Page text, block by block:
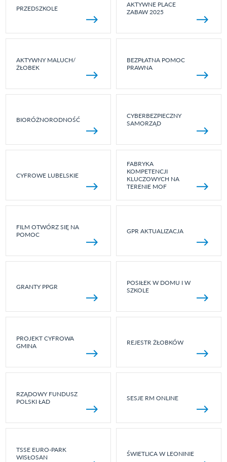
PRZEDSZKOLE
AKTYWNE PLACE
ZABAW 2025
AKTYWNY MALUCH/
ŻŁOBEK
BEZPŁATNA POMOC
PRAWNA
BIORÓŻNORODNOŚĆ
CYBERBEZPIECZNY
SAMORZĄD
CYFROWE LUBELSKIE
FABRYKA
KOMPETENCJI
KLUCZOWYCH NA
TERENIE MOF
FILM OTWÓRZ SIĘ NA
POMOC
GPR AKTUALIZACJA
GRANTY PPGR
POSIŁEK W DOMU I W
SZKOLE
PROJEKT CYFROWA
GMINA
REJESTR ŻŁOBKÓW
RZĄDOWY FUNDUSZ
POLSKI ŁAD
SESJE RM ONLINE
TSSE EURO-PARK
WISŁOSAN
ŚWIETLICA W LEONINIE